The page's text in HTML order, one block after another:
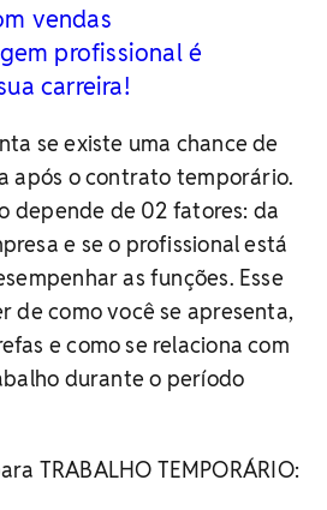
vendas
profissional é
carreira!
se existe uma chance de
após o contrato temporário.
depende de 02 fatores: da
e se o profissional está
as funções. Esse
de como você se apresenta,
e como se relaciona com
durante o período
TRABALHO TEMPORÁRIO: